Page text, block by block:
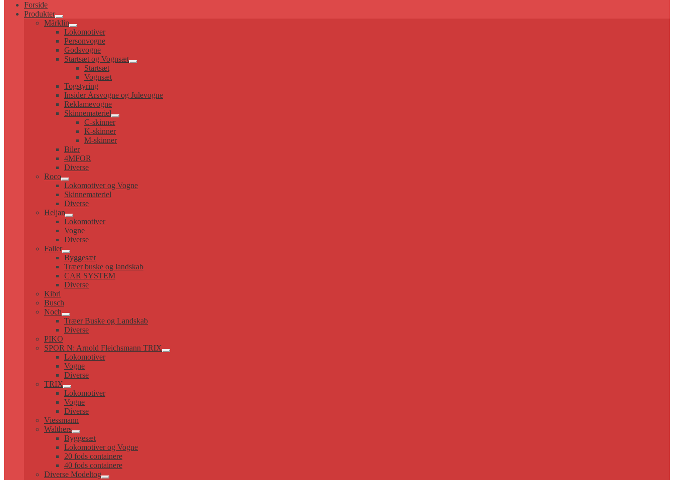
Forside
Produkter
Udfold
undermenu
Märklin
Udfold
undermenu
Lokomotiver
Personvogne
Godsvogne
Startsæt og Vognsæt
Udfold
Startsæt
Vognsæt
Togstyring
Insider Årsvogne og Julevogne
Reklamevogne
Skinnemateriel
Udfold
undermenu
C-skinner
K-skinner
M-skinner
Biler
4MFOR
Diverse
Roco
Udfold
undermenu
Lokomotiver og Vogne
Skinnemateriel
Diverse
Heljan
Udfold
undermenu
Lokomotiver
Vogne
Diverse
Faller
Udfold
undermenu
Byggesæt
Træer buske og landskab
CAR SYSTEM
Diverse
Kibri
Busch
Noch
Udfold
undermenu
Træer Buske og Landskab
Diverse
PIKO
SPOR N: Arnold Fleichsmann TRIX
Udfold
Lokomotiver
Vogne
Diverse
TRIX
Udfold
undermenu
Lokomotiver
Vogne
Diverse
Viessmann
Walthers
Udfold
undermenu
Byggesæt
Lokomotiver og Vogne
20 fods containere
40 fods containere
Diverse Modeltog